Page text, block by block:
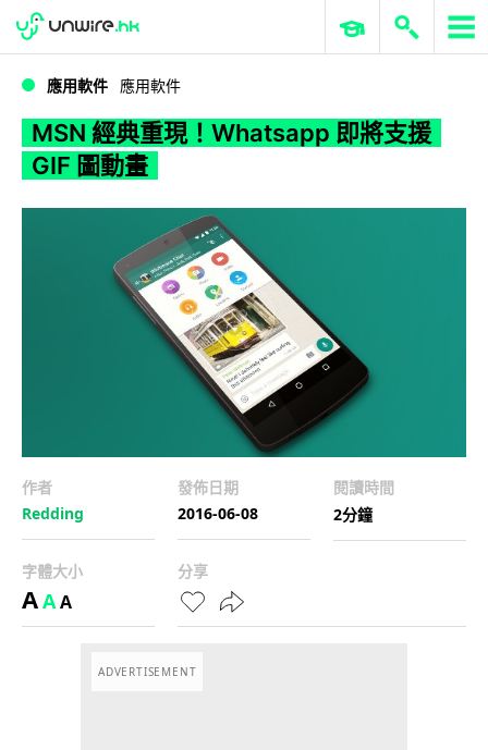
WWDC 2026 ERP 與商業 AI
應用軟件 應用軟件
MSN 經典重現！Whatsapp 即將支援
GIF 圖動畫
作者
Redding
發佈日期
2016-06-08
閱讀時間
2分鐘
字體大小
AAA
分享
ADVERTISEMENT